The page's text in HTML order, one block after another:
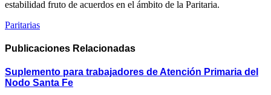
estabilidad fruto de acuerdos en el ámbito de la Paritaria.
Paritarias
Publicaciones Relacionadas
Suplemento para trabajadores de Atención Primaria del
Nodo Santa Fe